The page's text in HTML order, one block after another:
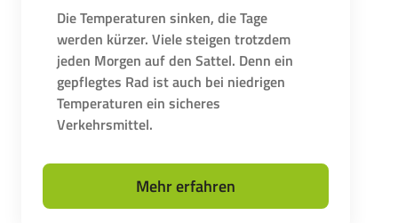
Die Temperaturen sinken, die Tage
werden kürzer. Viele steigen trotzdem
jeden Morgen auf den Sattel. Denn ein
gepflegtes Rad ist auch bei niedrigen
Temperaturen ein sicheres
Verkehrsmittel.
Mehr erfahren